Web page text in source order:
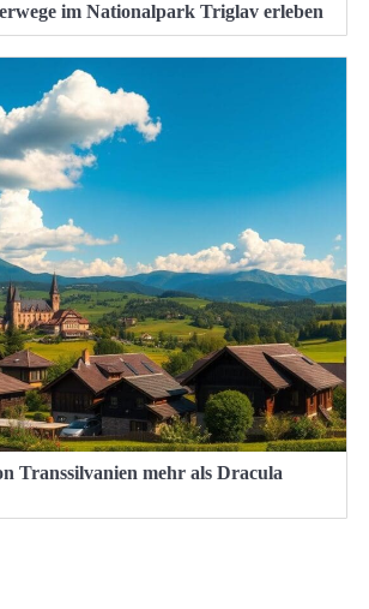
im Nationalpark Triglav erleben
Transsilvanien mehr als Dracula